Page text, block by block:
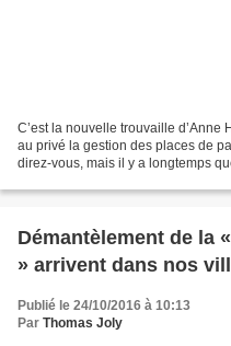
C’est la nouvelle trouvaille
au privé la gestion des places de
direz-vous, mais il y a longtemps
Démantèlement de la
» arrivent dans nos
Publié le 24/10/2016 à 10:13
Par Thomas Joly